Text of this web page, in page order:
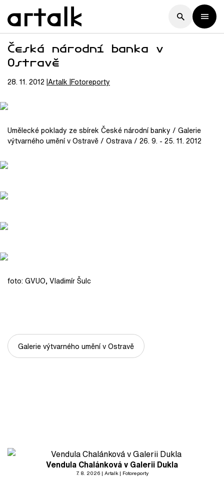
Česká národní banka v
Ostravě
28. 11. 2012 Artalk Fotoreporty
Umělecké poklady ze sbírek České národní banky / Galerie
výtvarného umění v Ostravě / Ostrava / 26. 9. - 25. 11. 2012
foto: GVUO, Vladimír Šulc
Galerie výtvarného umění v Ostravě
Vendula Chalánková v Galerii Dukla
7. 8. 2026 Artalk Fotoreporty